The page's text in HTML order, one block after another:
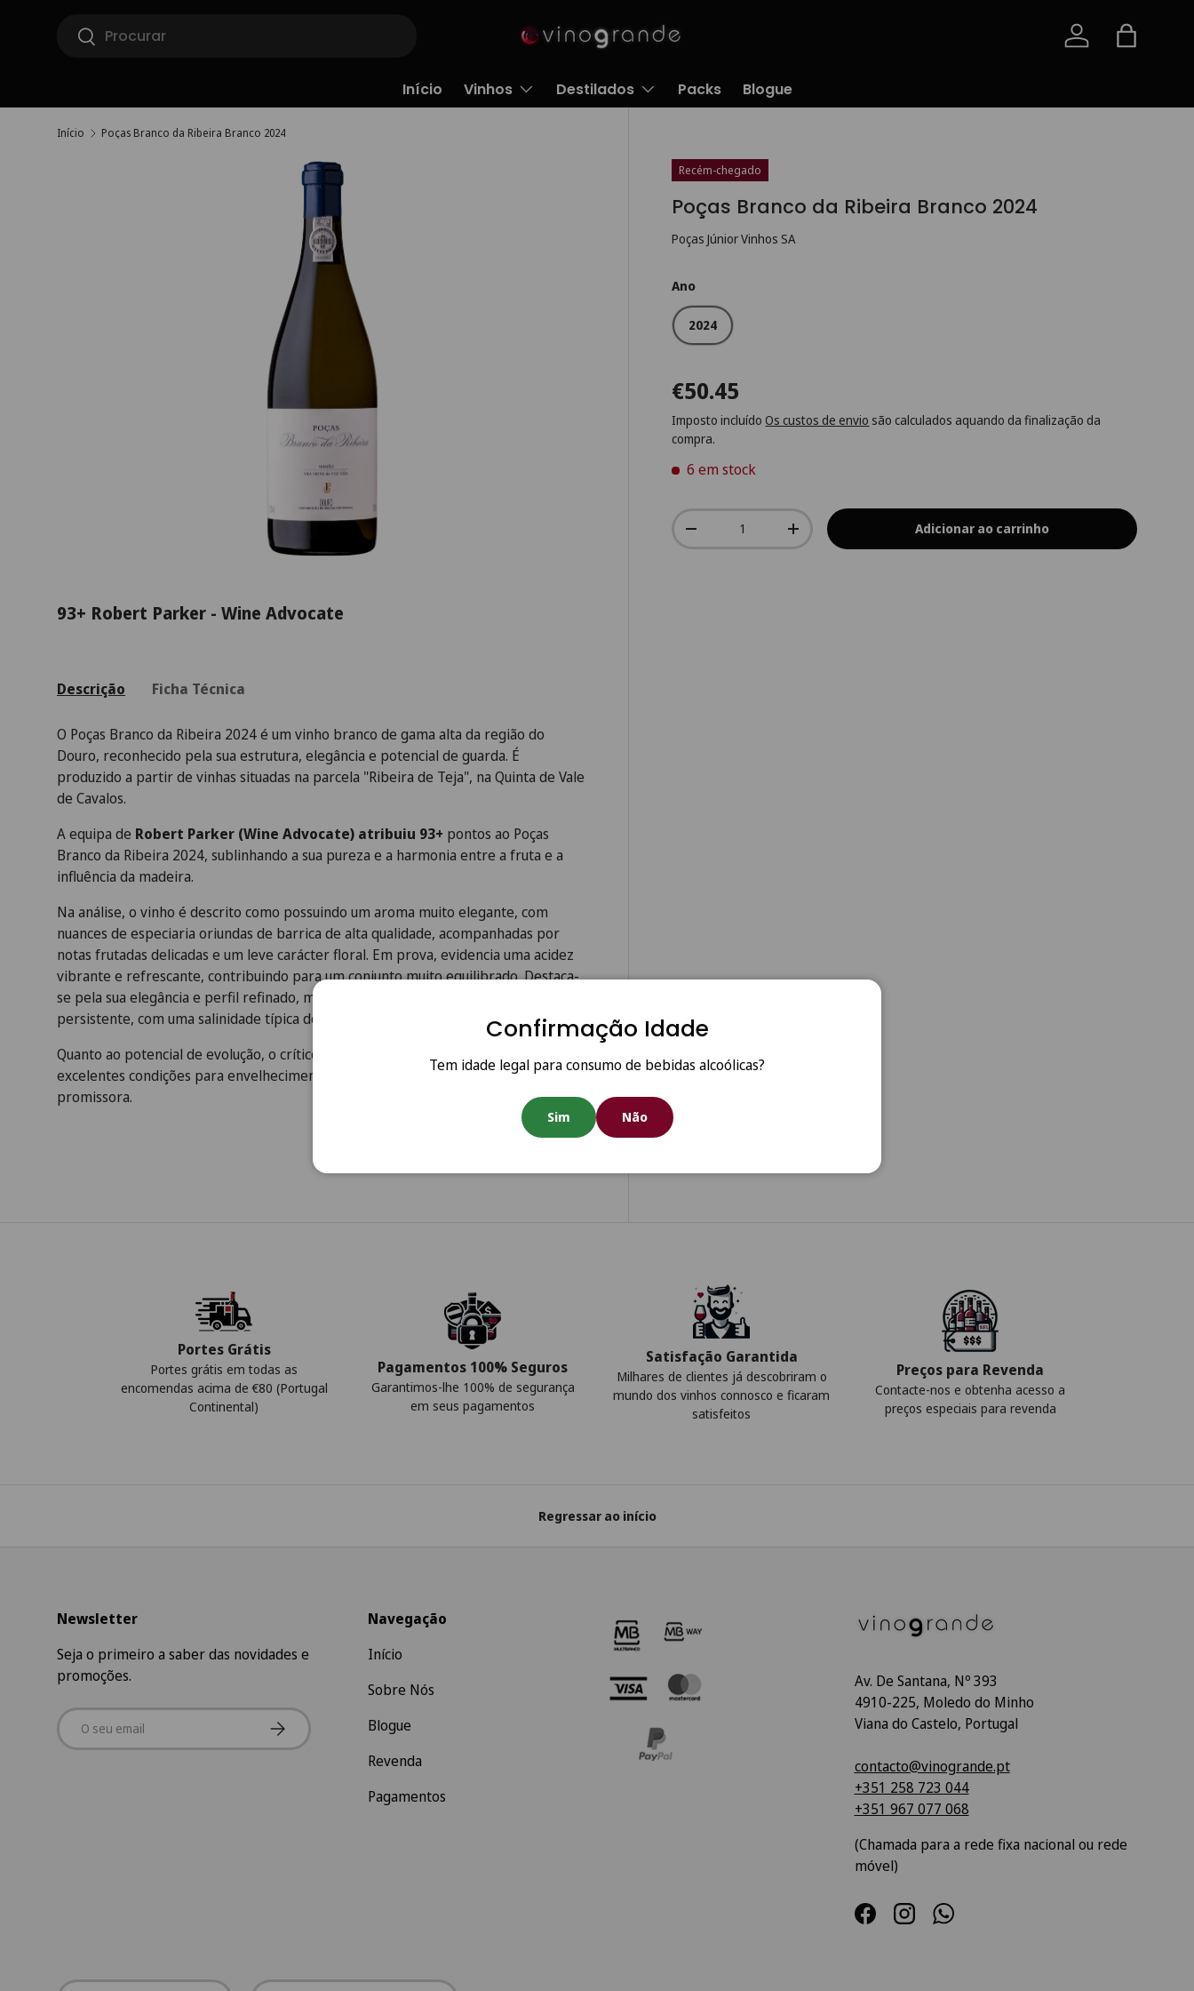
Ir para o conteúdo
Pesquisar
Pesquisar Iniciar sessão
Saco
Início Vinhos Destilados Packs Blogue
Início Poças Branco da Ribeira Branco 2024
Recém-chegado
Poças Branco da Ribeira Branco 2024
Poças Júnior Vinhos SA
Ano
2024
€50.45
Imposto incluído Os custos de envio são calculados aquando da finalização da
compra.
6 em stock
Qtd.
-
+ Adicionar ao carrinho
93+ Robert Parker - Wine Advocate
Descrição Ficha Técnica
O Poças Branco da Ribeira 2024 é um vinho branco de gama alta da região do
Douro, reconhecido pela sua estrutura, elegância e potencial de guarda. É
produzido a partir de vinhas situadas na parcela "Ribeira de Teja", na Quinta de Vale
de Cavalos.
A equipa de Robert Parker (Wine Advocate) atribuiu 93+ pontos ao Poças
Branco da Ribeira 2024, sublinhando a sua pureza e a harmonia entre a fruta e a
influência da madeira.
Na análise, o vinho é descrito como possuindo um aroma muito elegante, com
nuances de especiaria oriundas de barrica de alta qualidade, acompanhadas por
notas frutadas delicadas e um leve carácter floral. Em prova, evidencia uma acidez
vibrante e refrescante, contribuindo para um conjunto muito equilibrado. Destaca-
se pela sua elegância e perfil refinado, marcado pela precisão e finesse. O final é
persistente, com uma salinidade típica do terroir e um subtil apontamento fumado.
Quanto ao potencial de evolução, o crítico considera que o vinho apresenta
excelentes condições para envelhecimento em cave, apontando para uma guarda
promissora.
Confirmação Idade
Tem idade legal para consumo de bebidas alcoólicas?
Sim Não
Portes Grátis
Portes grátis em todas as
encomendas acima de €80 (Portugal
Continental)
Pagamentos 100% Seguros
Garantimos-lhe 100% de segurança
em seus pagamentos
Satisfação Garantida
Milhares de clientes já descobriram o
mundo dos vinhos connosco e ficaram
satisfeitos
Preços para Revenda
Contacte-nos e obtenha acesso a
preços especiais para revenda
Regressar ao início
Newsletter
Seja o primeiro a saber das novidades e
promoções.
Email Subscrever
Navegação
Início
Sobre Nós
Blogue
Revenda
Pagamentos
Av. De Santana, Nº 393
4910-225, Moledo do Minho
Viana do Castelo, Portugal
contacto@vinogrande.pt
+351 258 723 044
+351 967 077 068
(Chamada para a rede fixa nacional ou rede
móvel)
FacebookInstagramWhatsApp